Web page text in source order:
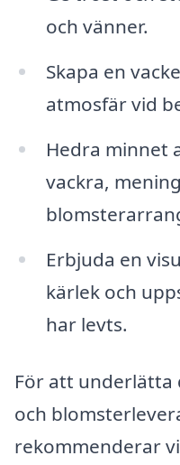
och vänner.
Skapa en
atmosfär vid
Hedra minnet
vackra,
Erbjuda en
kärlek och
har levts.
För att underlätta
och
rekommenderar